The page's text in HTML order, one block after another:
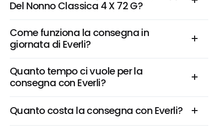
Del Nonno Classica 4 X 72 G?
Come funziona la consegna in
giornata di Everli?
Quanto tempo ci vuole per la
consegna con Everli?
Quanto costa la consegna con Everli?